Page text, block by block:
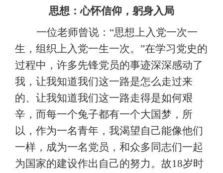
思想：心怀信仰，躬身入局
一位老师曾说： “思想上入党一次一
生，组织上入党一生一次。”在学习党史的
过程中，许多先锋党员的事迹深深感动了
我，让我知道我们这一路是怎么走过来
的、让我知道我们这一路走得是如何艰
辛，而每一个兔子都有一个大国梦，所
以，作为一名青年，我渴望自己能像他们
一样，成为一名党员，和众多同志们一起
为国家的建设作出自己的努力。故18岁时